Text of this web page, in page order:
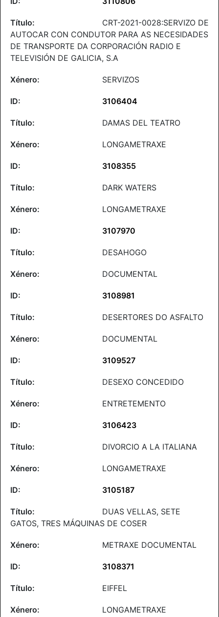
CRT-2021-0028:SERVIZO DE
AUTOCAR CON CONDUTOR PARA AS NECESIDADES
DE TRANSPORTE DA CORPORACIÓN RADIO E
TELEVISIÓN DE GALICIA, S.A
SERVIZOS
3106404
DAMAS DEL TEATRO
LONGAMETRAXE
3108355
DARK WATERS
LONGAMETRAXE
3107970
DESAHOGO
DOCUMENTAL
3108981
DESERTORES DO ASFALTO
DOCUMENTAL
3109527
DESEXO CONCEDIDO
ENTRETEMENTO
3106423
DIVORCIO A LA ITALIANA
LONGAMETRAXE
3105187
DUAS VELLAS, SETE
GATOS, TRES MÁQUINAS DE COSER
METRAXE DOCUMENTAL
3108371
EIFFEL
LONGAMETRAXE